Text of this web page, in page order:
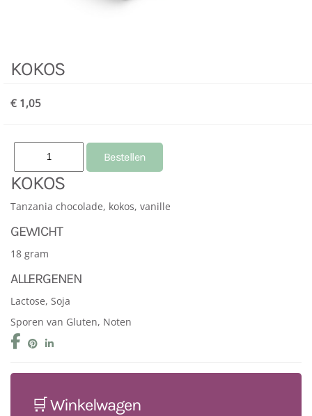
KOKOS
€ 1,05
KOKOS
Tanzania chocolade, kokos, vanille
GEWICHT
18 gram
ALLERGENEN
Lactose, Soja
Sporen van Gluten, Noten
🛒 Winkelwagen